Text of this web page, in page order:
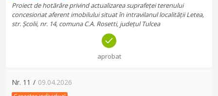
Proiect de hotărâre privind actualizarea suprafeței terenului
concesionat aferent imobilului situat în intravilanul localității Letea,
str. Școlii, nr. 14, comuna C.A. Rosetti, județul Tulcea
aprobat
Nr. 11 / 09.04.2026